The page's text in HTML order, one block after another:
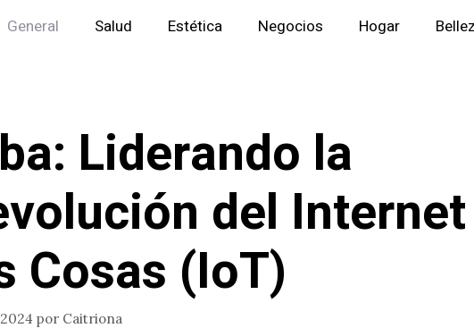
General Salud Estética Negocios Hogar
Liderando la
del
Cosas (IoT)
por Caitriona